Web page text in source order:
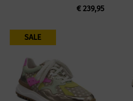
€239,95
SALE